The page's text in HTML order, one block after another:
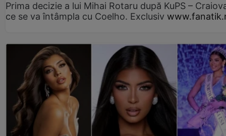
Prima decizie a lui Mihai Rotaru după KuPS –
ce se va întâmpla cu Coelho. Exclusiv